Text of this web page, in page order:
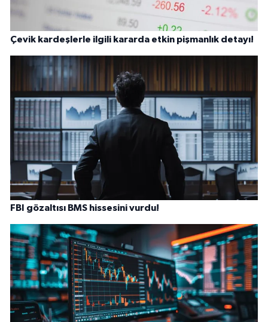
Çevik kardeşlerle ilgili kararda etkin pişmanlık detayı!
FBI gözaltısı BMS hissesini vurdu!